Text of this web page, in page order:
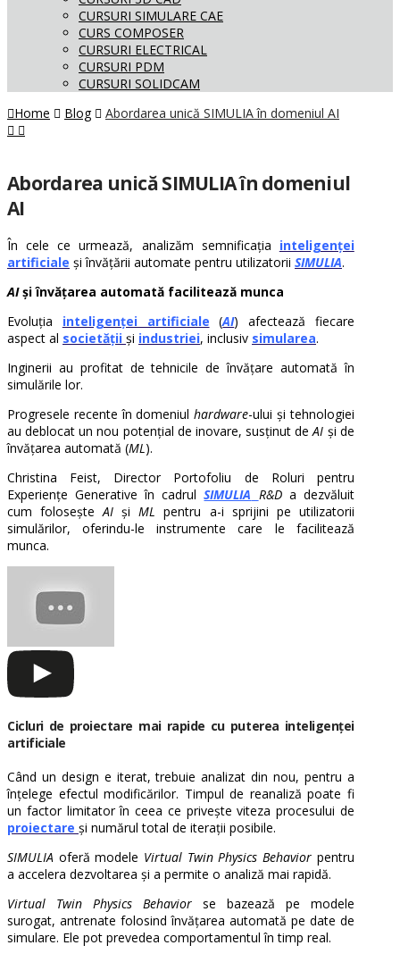
CURSURI SIMULARE CAE
CURS COMPOSER
CURSURI ELECTRICAL
CURSURI PDM
CURSURI SOLIDCAM
Home
Blog Abordarea unică SIMULIA în domeniul AI
Abordarea unică SIMULIA în domeniul
AI
În cele ce urmează, analizăm semnificația inteligenței
artificiale și învățării automate pentru utilizatorii SIMULIA.
AIși învățarea automată facilitează munca
Evoluția inteligenței artificiale (AI) afectează fiecare
aspect al societății și industriei, inclusiv simularea.
Inginerii au profitat de tehnicile de învățare automată în
simulările lor.
Progresele recente în domeniulhardware-ului și tehnologiei
au deblocat un nou potențial de inovare, susținut deAI și de
învățarea automată (ML).
Christina Feist, Director Portofoliu de Roluri pentru
Experiențe Generative în cadrulSIMULIA R&Da dezvăluit
cum foloseșteAI șiML pentru a-i sprijini pe utilizatorii
simulărilor, oferindu-le instrumente care le facilitează
munca.
Cicluri de proiectare mai rapide cu puterea inteligenței
artificiale
Când un design e iterat, trebuie analizat din nou, pentru a
înțelege efectul modificărilor. Timpul de reanaliză poate fi
un factor limitator în ceea ce privește viteza procesului de
proiectare și numărul total de iterații posibile.
SIMULIA oferă modele Virtual Twin Physics Behavior pentru
a accelera dezvoltarea și a permite o analiză mai rapidă.
Virtual Twin Physics Behaviorse bazează pe modele
surogat, antrenate folosind învățarea automată pe date de
simulare. Ele pot prevedea comportamentul în timp real.